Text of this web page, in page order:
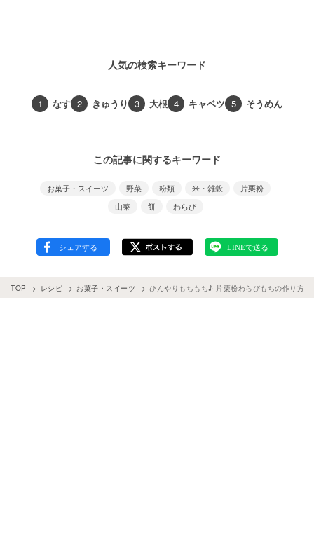
人気の検索キーワード
1 なす 2 きゅうり 3 大根 4 キャベツ 5 そうめん
この記事に関するキーワード
お菓子・スイーツ 野菜 粉類 米・雑穀
片栗粉
山菜
餅 わらび
TOP レシピ お菓子・スイーツ ひんやりもちもち♪ 片栗粉わらびもちの作り方